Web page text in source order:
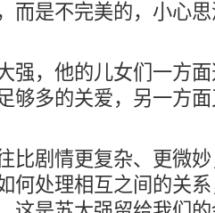
而是不完美的，小心
，他的儿女们一方面
够多的关爱，另一方
剧情更复杂、更微妙
何处理相互之间的关